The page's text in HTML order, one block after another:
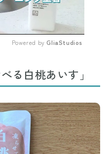
Powered by GliaStudios
る白桃あいす」